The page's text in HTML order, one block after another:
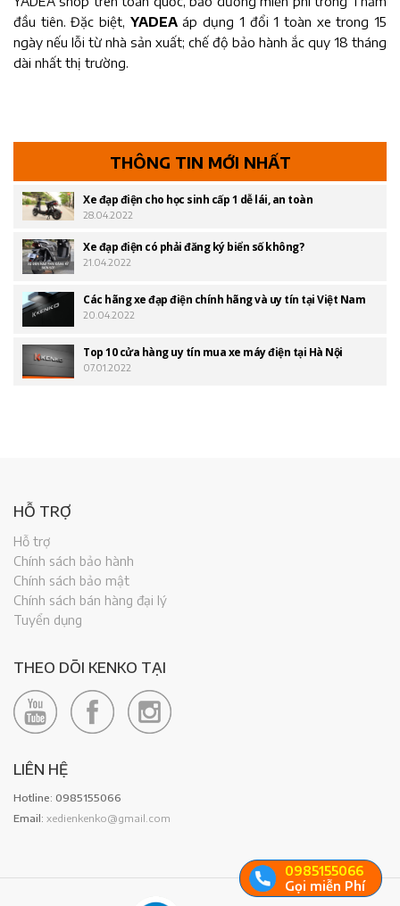
đầu tiên. Đặc biệt, YADEAáp dụng 1 đổi 1 toàn xe trong 15
ngày nếu lỗi từ nhà sản xuất; chế độ bảo hành ắc quy 18 tháng
dài nhất thị trường.
THÔNG TIN MỚI NHẤT
Xe đạp điện cho học sinh cấp 1 dễ lái, an toàn
28.04.2022
Xe đạp điện có phải đăng ký biển số không?
21.04.2022
Các hãng xe đạp điện chính hãng và uy tín tại Việt Nam
20.04.2022
Top 10 cửa hàng uy tín mua xe máy điện tại Hà Nội
07.01.2022
0985155066
Gọi miễn Phí
HỖ TRỢ
Hỗ trợ
Chính sách bảo hành
Chính sách bảo mật
Chính sách bán hàng đại lý
Tuyển dụng
THEO DÕI KENKO TẠI
LIÊN HỆ
Hotline: 0985155066
Email: xedienkenko@gmail.com